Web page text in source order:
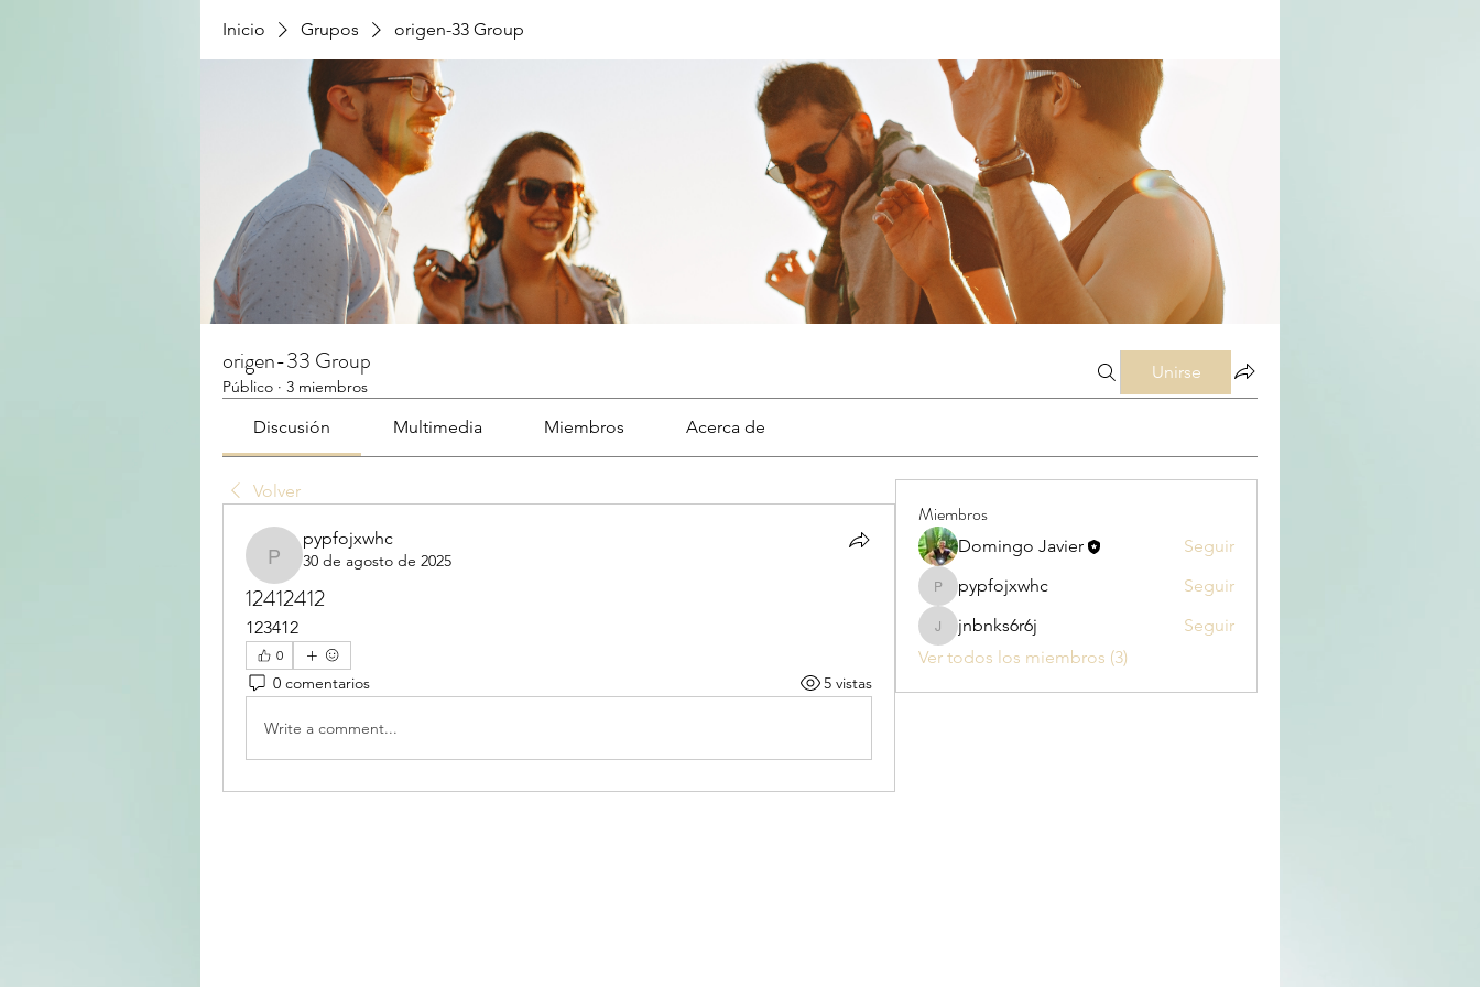
Inicio Grupos origen-33 Group
origen-33 Group
Público · 3 miembros
Unirse
Discusión Multimedia Miembros Acerca de
Volver
pypfojxwhc
pypfojxwhc
30 de agosto de 2025
12412412
123412
0
0 comentarios 5 vistas
Write a comment...
Miembros
Domingo Javier Seguir
pypfojxwhc
pypfojxwhc Seguir
jnbnks6r6j
jnbnks6r6j
Seguir
Ver todos los miembros (3)